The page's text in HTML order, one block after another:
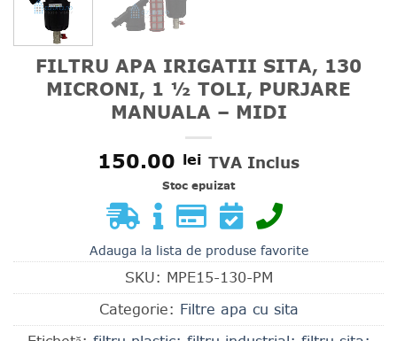
FILTRU APA IRIGATII SITA, 130
MICRONI, 1 ½ TOLI, PURJARE
MANUALA – MIDI
150.00 lei TVA Inclus
Stoc epuizat
Adauga la lista de produse favorite
SKU: MPE15-130-PM
Categorie: Filtre apa cu sita